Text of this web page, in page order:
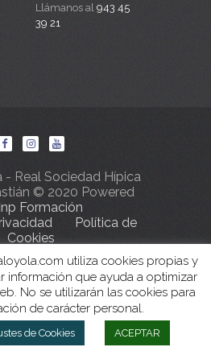
Llámanos al 943 45
39 21
- Real Sociedad Hípica
© 2020 Powered
Formación
Política de
Cookies
utiliza cookies propias y
información que ayuda a optimizar
No se utilizarán las cookies para
de carácter personal.
de Cookies ACEPTAR